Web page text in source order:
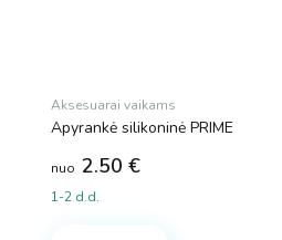
Aksesuarai vaikams
Apyrankė silikoninė PRIME
nuo 2.50 €
1-2 d.d.